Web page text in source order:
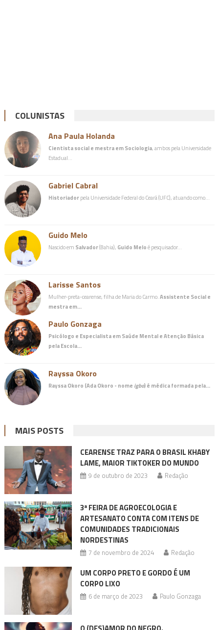
COLUNISTAS
Ana Paula Holanda
Cientista social e mestra em Sociologia, ambos pela Universidade
Estadual…
Gabriel Cabral
Historiadorpela Universidade Federal do Ceará (UFC), atuando como…
Guido Melo
Nascido em Salvador(Bahia), Guido Meloé pesquisador…
Larisse Santos
Mulher-preta-cearense, filha de Maria do Carmo.Assistente Social e
mestra em…
Paulo Gonzaga
Psicólogo e Especialista em Saúde Mental e Atenção Básica
pela Escola…
Rayssa Okoro
Rayssa Okoro (Ada Okoro - nome igbo) é médicaformada pela…
MAIS POSTS
CEARENSE TRAZ PARA O BRASIL KHABY
LAME, MAIOR TIKTOKER DO MUNDO
9 de outubro de 2023 Redação
3ª FEIRA DE AGROECOLOGIA E
ARTESANATO CONTA COM ITENS DE
COMUNIDADES TRADICIONAIS
NORDESTINAS
7 de novembro de 2024 Redação
UM CORPO PRETO E GORDO É UM
CORPO LIXO
6 de março de 2023 Paulo Gonzaga